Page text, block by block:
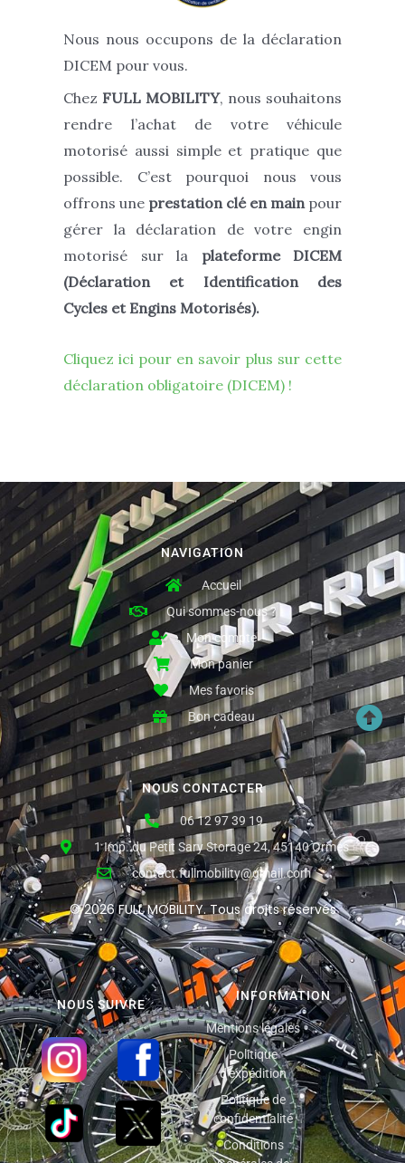
Nous nous occupons de la déclaration
DICEM pour vous.
Chez FULL MOBILITY, nous souhaitons
rendre l’achat de votre véhicule
motorisé aussi simple et pratique que
possible. C’est pourquoi nous vous
offrons une prestation clé en mainpour
gérer la déclaration de votre engin
motorisé sur la plateforme DICEM
(Déclaration et Identification des
Cycles et Engins Motorisés).
Cliquez ici pour en savoir plus sur cette
déclaration obligatoire (DICEM) !
NAVIGATION
Accueil
Qui sommes-nous ?
Mon compte
Mon panier
Mes favoris
Bon cadeau
NOUS CONTACTER
06 12 97 39 19
1 Imp. du Petit Sary Storage 24, 45140 Ormes
contact.fullmobility@gmail.com
© 2026 FULL MOBILITY. Tous droits réservés
NOUS SUIVRE
INFORMATION
Mentions légales
Politique
d'expédition
Politique de
confidentialité
Conditions